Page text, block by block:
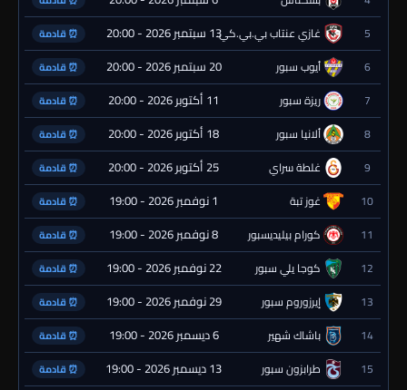
5 غازي عنتاب بي.بي.كي.13 سبتمبر 2026 - 20:00 ⏰ قادمة
6 أيوب سبور 20 سبتمبر 2026 - 20:00 ⏰ قادمة
7 ريزة سبور 11 أكتوبر 2026 - 20:00 ⏰ قادمة
8 ألانيا سبور 18 أكتوبر 2026 - 20:00 ⏰ قادمة
9 غلطة سراي 25 أكتوبر 2026 - 20:00 ⏰ قادمة
10 غوز تبة 1 نوفمبر 2026 - 19:00 ⏰ قادمة
11 كورام بيليديسبور 8 نوفمبر 2026 - 19:00 ⏰ قادمة
12 كوجا يلي سبور 22 نوفمبر 2026 - 19:00 ⏰ قادمة
13 إيرزوروم سبور 29 نوفمبر 2026 - 19:00 ⏰ قادمة
14 باشاك شهير 6 ديسمبر 2026 - 19:00 ⏰ قادمة
15 طرابزون سبور 13 ديسمبر 2026 - 19:00 ⏰ قادمة